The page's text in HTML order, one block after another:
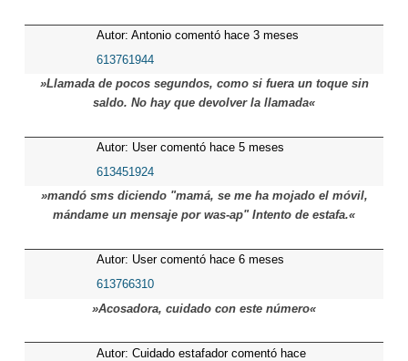
Autor: Antonio comentó hace 3 meses
613761944
»Llamada de pocos segundos, como si fuera un toque sin
saldo. No hay que devolver la llamada«
Autor: User comentó hace 5 meses
613451924
»mandó sms diciendo "mamá, se me ha mojado el móvil,
mándame un mensaje por was-ap" Intento de estafa.«
Autor: User comentó hace 6 meses
613766310
»Acosadora, cuidado con este número«
Autor: Cuidado estafador comentó hace